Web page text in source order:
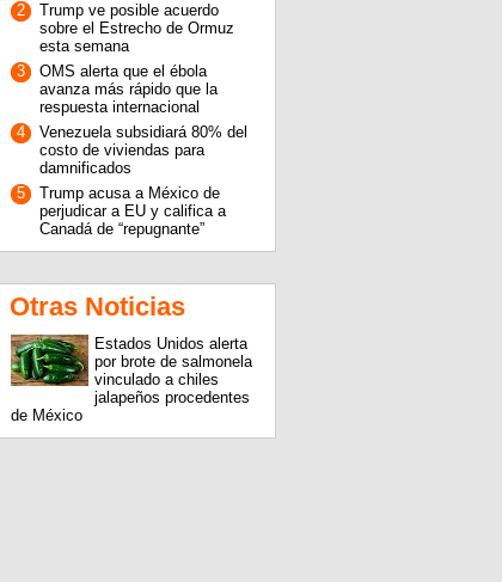
2
Trump ve posible acuerdo
sobre el Estrecho de Ormuz
esta semana
3
OMS alerta que el ébola
avanza más rápido que la
respuesta internacional
4
Venezuela subsidiará 80% del
costo de viviendas para
damnificados
5
Trump acusa a México de
perjudicar a EU y califica a
Canadá de “repugnante”
Otras Noticias
Estados Unidos alerta
por brote de salmonela
vinculado a chiles
jalapeños procedentes
de México